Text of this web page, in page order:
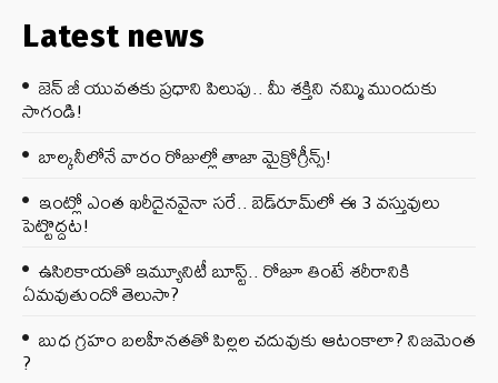
Latest news
జెన్‌ జీ యువతకు ప్రధాని పిలుపు.. మీ శక్తిని నమ్మి ముందుకు
సాగండి!
బాల్కనీలోనే వారం రోజుల్లో తాజా మైక్రోగ్రీన్స్‌!
ఇంట్లో ఎంత ఖరీదైనవైనా సరే.. బెడ్‌రూమ్‌లో ఈ 3 వస్తువులు
పెట్టొద్దట!
ఉసిరికాయతో ఇమ్యూనిటీ బూస్ట్‌.. రోజూ తింటే శరీరానికి
ఏమవుతుందో తెలుసా?
బుధ గ్రహం బలహీనతతో పిల్లల చదువుకు ఆటంకాలా? నిజమెంత
?